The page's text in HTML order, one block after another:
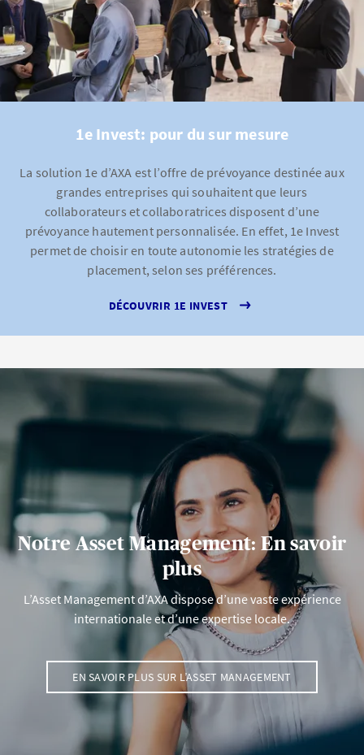
1e Invest: pour du sur mesure
La solution 1e d’AXA est l’offre de prévoyance destinée aux
grandes entreprises qui souhaitent que leurs
collaborateurs et collaboratrices disposent d’une
prévoyance hautement personnalisée. En effet, 1e Invest
permet de choisir en toute autonomie les stratégies de
placement, selon ses préférences.
DÉCOUVRIR 1E INVEST
Notre Asset Management: En savoir
plus
L’Asset Management d’AXA dispose d’une vaste expérience
internationale et d’une expertise locale.
EN SAVOIR PLUS SUR L’ASSET MANAGEMENT